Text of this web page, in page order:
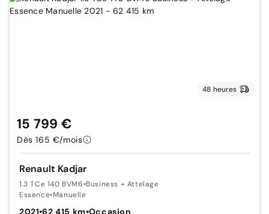
48 heures
Renault Kadjar
1.3 TCe 140 BVM6•Business + Attelage
Essence•Manuelle
2021•62 415 km•Occasion
15 799 €
Dès 165 €/mois